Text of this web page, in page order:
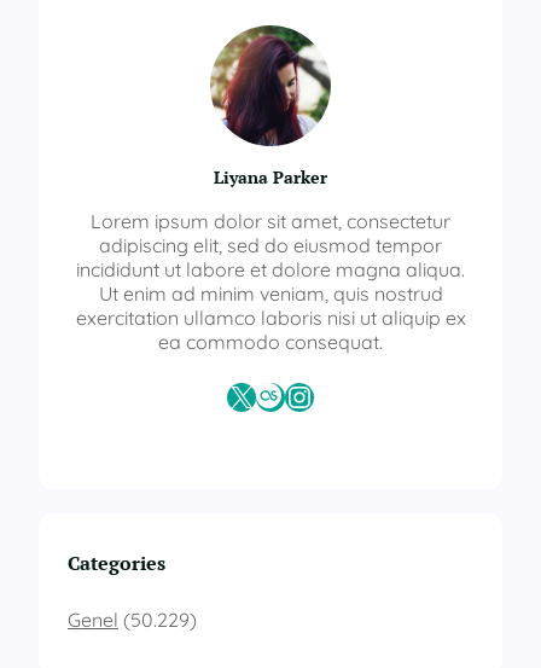
Liyana Parker
Lorem ipsum dolor sit amet, consectetur
adipiscing elit, sed do eiusmod tempor
incididunt ut labore et dolore magna aliqua.
Ut enim ad minim veniam, quis nostrud
exercitation ullamco laboris nisi ut aliquip ex
ea commodo consequat.
X Last.fmInstagram
Categories
Genel (50.229)